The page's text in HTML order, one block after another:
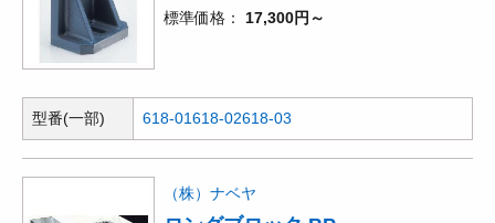
標準価格 17,300円～
型番(一部) 618-01618-02618-03
（株）ナベヤ